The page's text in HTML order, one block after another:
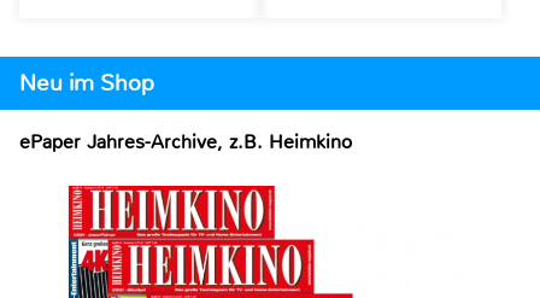
Neu im Shop
ePaper Jahres-Archive, z.B. Heimkino